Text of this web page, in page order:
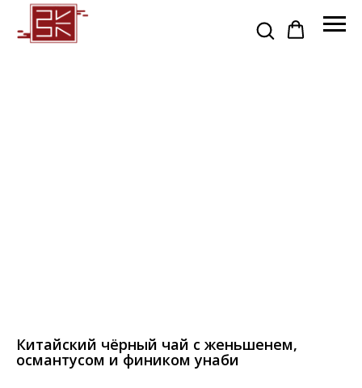
Китайский чёрный чай с женьшенем,
османтусом и фиником унаби